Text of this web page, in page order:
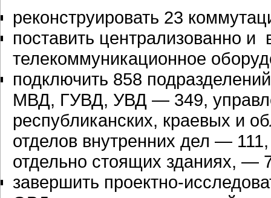
реконструировать 23
поставить централизованно и
телекоммуникационное
подключить 858
МВД, ГУВД, УВД — 349,
республиканских, краевых и
отделов внутренних дел —
отдельно стоящих зданиях, —
завершить проектно-